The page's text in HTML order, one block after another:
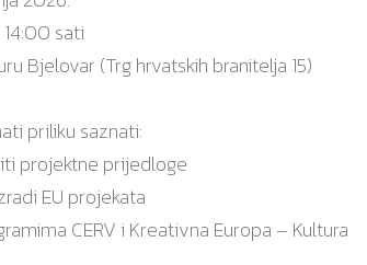
sati
Bjelovar (Trg hrvatskih branitelja 15)
priliku saznati:
projektne prijedloge
EU projekata
CERV i Kreativna Europa – Kultura